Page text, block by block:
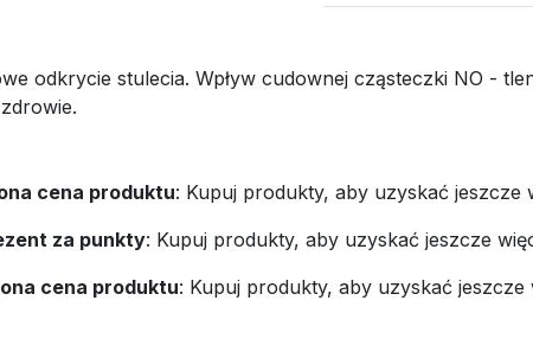
odkrycie stulecia. Wpływ cudownej cząsteczki NO -
cena produktu: Kupuj produkty, aby uzyskać jeszcze
za punkty: Kupuj produkty, aby uzyskać jeszcze
cena produktu: Kupuj produkty, aby uzyskać jeszcze